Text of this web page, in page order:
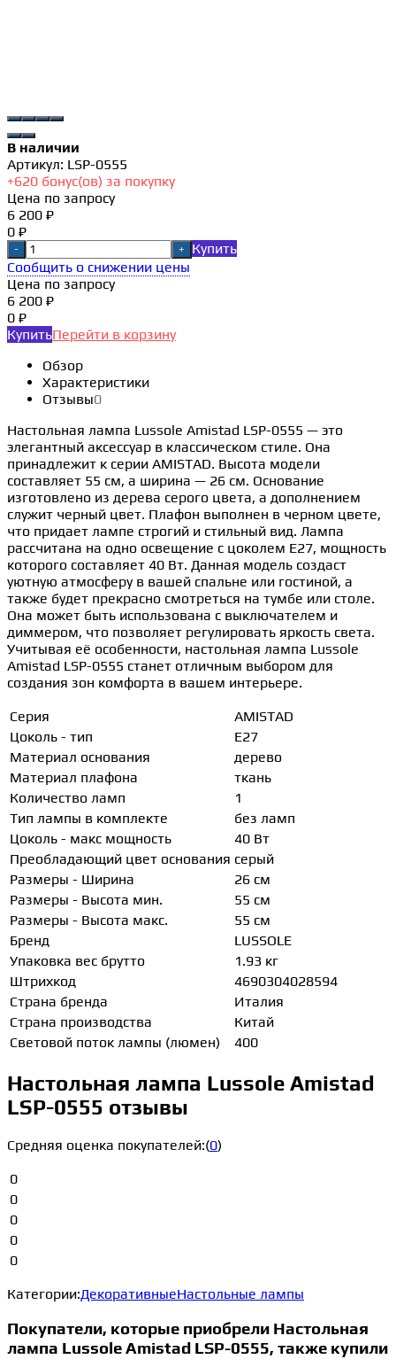
В наличии
Артикул: LSP-0555
+620 бонус(ов) за покупку
Цена по запросу
6 200 ₽
0 ₽
- +
Купить
Сообщить о снижении цены
Цена по запросу
6 200 ₽
0 ₽
КупитьПерейти в корзину
Обзор
Характеристики
Отзывы0
Настольная лампа Lussole Amistad LSP-0555 — это
элегантный аксессуар в классическом стиле. Она
принадлежит к серии AMISTAD. Высота модели
составляет 55 см, а ширина — 26 см. Основание
изготовлено из дерева серого цвета, а дополнением
служит черный цвет. Плафон выполнен в черном цвете,
что придает лампе строгий и стильный вид. Лампа
рассчитана на одно освещение с цоколем E27, мощность
которого составляет 40 Вт. Данная модель создаст
уютную атмосферу в вашей спальне или гостиной, а
также будет прекрасно смотреться на тумбе или столе.
Она может быть использована с выключателем и
диммером, что позволяет регулировать яркость света.
Учитывая её особенности, настольная лампа Lussole
Amistad LSP-0555 станет отличным выбором для
создания зон комфорта в вашем интерьере.
Серия
AMISTAD
Цоколь - тип
E27
Материал основания
дерево
Материал плафона
ткань
Количество ламп
1
Тип лампы в комплекте
без ламп
Цоколь - макс мощность
40 Вт
Преобладающий цвет основания серый
Размеры - Ширина
26 см
Размеры - Высота мин.
55 см
Размеры - Высота макс.
55 см
Бренд
LUSSOLE
Упаковка вес брутто
1.93 кг
Штрихкод
4690304028594
Страна бренда
Италия
Страна производства
Китай
Световой поток лампы (люмен)
400
Настольная лампа Lussole Amistad
LSP-0555 отзывы
Средняя оценка покупателей:(0)
0
0
0
0
0
Категории:ДекоративныеНастольные лампы
Покупатели, которые приобрели Настольная
лампа Lussole Amistad LSP-0555, также купили